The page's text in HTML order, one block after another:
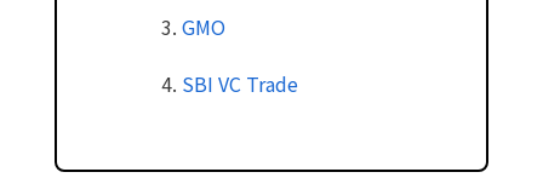
GMO
SBI VC Trade